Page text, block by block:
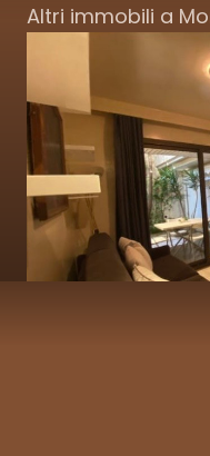
Altri immobili a